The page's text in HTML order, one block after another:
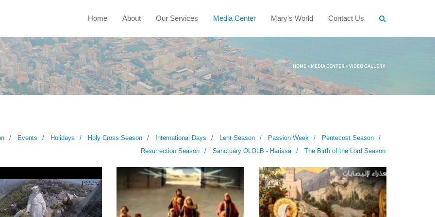
Home About Our Services Media Center Mary's World Contact Us
HOME » MEDIA CENTER »VIDEO GALLERY
Events Holidays Holy Cross Season International Days Lent Season Passion Week
Pentecost Season
Resurrection Season
Sanctuary OLOLB - Harissa The Birth of the Lord Season